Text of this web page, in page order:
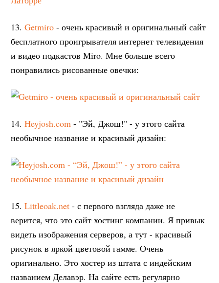
13.Getmiro - очень красивый и оригинальный сайт
бесплатного проигрывателя интернет телевидения
и видео подкастов Miro. Мне больше всего
понравились рисованные овечки:
14.Heyjosh.com - "Эй, Джош!" - у этого сайта
необычное название и красивый дизайн:
15.Littleoak.net - с первого взгляда даже не
верится, что это сайт хостинг компании. Я привык
видеть изображения серверов, а тут - красивый
рисунок в яркой цветовой гамме. Очень
оригинально. Это хостер из штата с индейским
названием Делавэр. На сайте есть регулярно